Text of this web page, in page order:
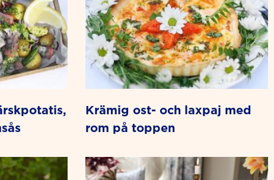
krämig ost- och laxpaj med
rom på toppen